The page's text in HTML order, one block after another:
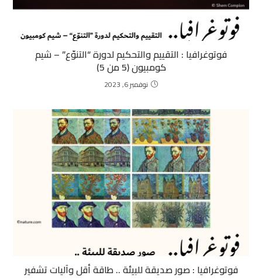
فوتوغرافيا : التقييم والتحكيم لدورة “التنوّع” – شيم
كومبيون (5 من 5)
نوفمبر 6, 2023
فوتوغرافيا : صور صديقة للبيئة .. طاقة أقل وآليات تشفير